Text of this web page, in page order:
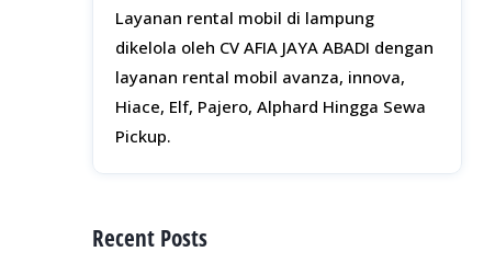
Layanan rental mobil di lampung
dikelola oleh CV AFIA JAYA ABADI dengan
layanan rental mobil avanza, innova,
Hiace, Elf, Pajero, Alphard Hingga Sewa
Pickup.
Recent Posts